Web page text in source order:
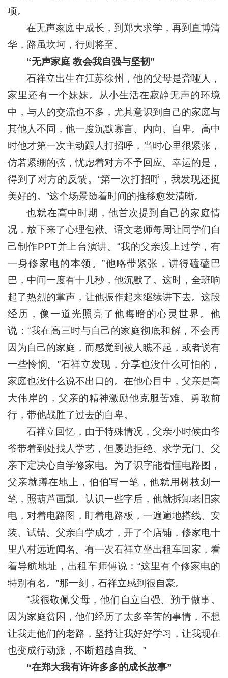
项。
在无声家庭中成长，到郑大求学，再到直博清
华，路虽坎坷，行则将至。
“无声家庭 教会我自强与坚韧”
石祥立出生在江苏徐州，他的父母是聋哑人，
家里还有一个妹妹。从小生活在寂静无声的环境
中，与人的交流也不多，尤其意识到自己的家庭与
其他人不同，他一度沉默寡言、内向、自卑。高中
时他才第一次主动跟人打招呼，当时心里很紧张，
仿若紧绷的弦，忧虑着对方不予回应。幸运的是，
得到了对方的反馈。“第一次打招呼，我发现还挺
美好的。”这个场景随着时间的推移愈发清晰。
也就在高中时期，他首次提到自己的家庭情
况，放下来了心理包袱。语文老师每周让同学们自
己制作PPT并上台演讲。“我的父亲没上过学，有
一身修家电的本领。”他略带紧张，讲得磕磕巴
巴，中间一度有十几秒，他沉默了。这时，全班响
起了热烈的掌声，让他振作起来继续讲下去。这段
经历，像一道光照亮了他晦暗的心灵世界。他
说：“我在高三时与自己的家庭彻底和解，不会再
因为自己的家庭，而感觉到被人瞧不起，或者说有
一些怜悯。”石祥立发现，分享也没什么可怕的，
家庭也没什么说不出口的。在他心目中，父亲是高
大伟岸的，父亲的精神激励他克服苦难、勇敢前
行，带他战胜了过去的自卑。
石祥立回忆，由于特殊情况，父亲小时候由爷
爷带着到处找人学艺，但屡遭拒绝、求学无门。父
亲下定决心自学修家电。为了识字能看懂电路图，
父亲就蹲在地上，伯伯写一笔，他就用树枝划一
笔，照葫芦画瓢。认识一些字后，他就拆卸老旧家
电，对着电路图，盯着电路板，一遍遍地搭线、安
装、试错。父亲自学成才，开了个店铺，修家电十
里八村远近闻名。有一次石祥立坐出租车回家，看
着导航地址，出租车师傅说：“这里有个修家电的
特别有名。”那一刻，石祥立感到很自豪。
“我很敬佩父母，他们自立自强、勤于做事。
因为家庭贫困，他们经历了太多辛苦的事情，不想
让我走他们的老路，坚持让我好好学习，让我现在
也变成行动派，不断超越自我。”
“在郑大我有许许多多的成长故事”